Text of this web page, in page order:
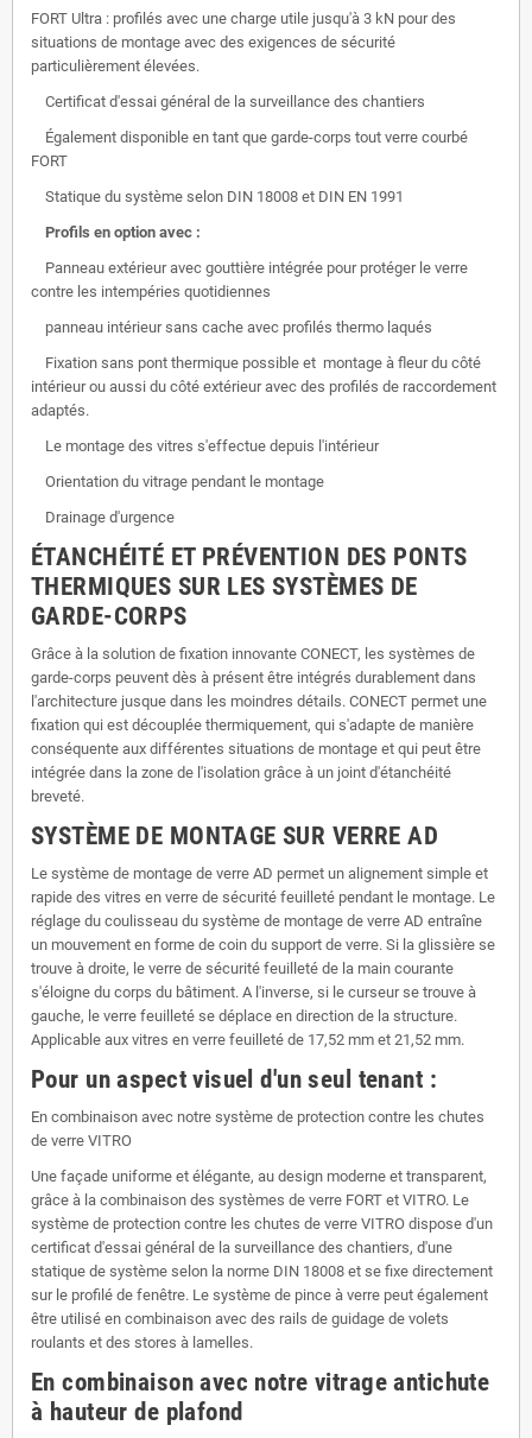
FORT Ultra : profilés avec une charge utile jusqu'à 3 kN pour des
situations de montage avec des exigences de sécurité
particulièrement élevées.
Certificat d'essai général de la surveillance des chantiers
Également disponible en tant que garde-corps tout verre courbé
FORT
Statique du système selon DIN 18008 et DIN EN 1991
Profils en option avec :
Panneau extérieur avec gouttière intégrée pour protéger le verre
contre les intempéries quotidiennes
panneau intérieur sans cache avec profilés thermo laqués
Fixation sans pont thermique possible et montage à fleur du côté
intérieur ou aussi du côté extérieur avec des profilés de raccordement
adaptés.
Le montage des vitres s'effectue depuis l'intérieur
Orientation du vitrage pendant le montage
Drainage d'urgence
ÉTANCHÉITÉ ET PRÉVENTION DES PONTS
THERMIQUES SUR LES SYSTÈMES DE
GARDE-CORPS
Grâce à la solution de fixation innovante CONECT, les systèmes de
garde-corps peuvent dès à présent être intégrés durablement dans
l'architecture jusque dans les moindres détails. CONECT permet une
fixation qui est découplée thermiquement, qui s'adapte de manière
conséquente aux différentes situations de montage et qui peut être
intégrée dans la zone de l'isolation grâce à un joint d'étanchéité
breveté.
SYSTÈME DE MONTAGE SUR VERRE AD
Le système de montage de verre AD permet un alignement simple et
rapide des vitres en verre de sécurité feuilleté pendant le montage. Le
réglage du coulisseau du système de montage de verre AD entraîne
un mouvement en forme de coin du support de verre. Si la glissière se
trouve à droite, le verre de sécurité feuilleté de la main courante
s'éloigne du corps du bâtiment. A l'inverse, si le curseur se trouve à
gauche, le verre feuilleté se déplace en direction de la structure.
Applicable aux vitres en verre feuilleté de 17,52 mm et 21,52 mm.
Pour un aspect visuel d'un seul tenant :
En combinaison avec notre système de protection contre les chutes
de verre VITRO
Une façade uniforme et élégante, au design moderne et transparent,
grâce à la combinaison des systèmes de verre FORT et VITRO. Le
système de protection contre les chutes de verre VITRO dispose d'un
certificat d'essai général de la surveillance des chantiers, d'une
statique de système selon la norme DIN 18008 et se fixe directement
sur le profilé de fenêtre. Le système de pince à verre peut également
être utilisé en combinaison avec des rails de guidage de volets
roulants et des stores à lamelles.
En combinaison avec notre vitrage antichute
à hauteur de plafond